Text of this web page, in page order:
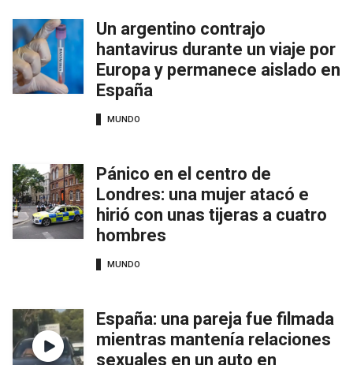
Un argentino contrajo
hantavirus durante un viaje por
Europa y permanece aislado en
España
MUNDO
Pánico en el centro de
Londres: una mujer atacó e
hirió con unas tijeras a cuatro
hombres
MUNDO
España: una pareja fue filmada
mientras mantenía relaciones
sexuales en un auto en